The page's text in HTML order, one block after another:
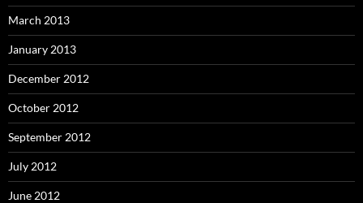
March 2013
January 2013
December 2012
October 2012
September 2012
July 2012
June 2012